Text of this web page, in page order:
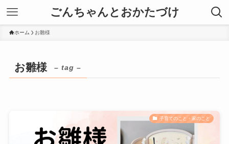
ごんちゃんとおかたづけ
ホーム お雛様
お雛様 – tag –
子育てのこと・家のこと